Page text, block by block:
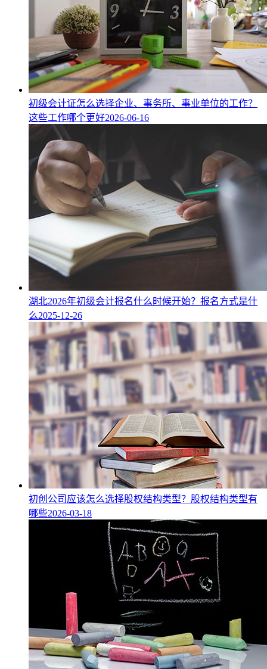
初级会计证怎么选择企业、事务所、事业单位的工作？
这些工作哪个更好2026-06-16
湖北2026年初级会计报名什么时候开始？报名方式是什
么2025-12-26
初创公司应该怎么选择股权结构类型？股权结构类型有
哪些2026-03-18